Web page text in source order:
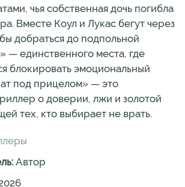
чья собственная дочь погибла
Вместе Коул и Лукас бегут через
добраться до подпольной
— единственного места, где
блокировать эмоциональный
под прицелом» — это
о доверии, лжи и золотой
тех, кто выбирает не врать.
Автор